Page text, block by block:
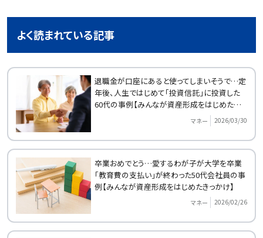
よく読まれている記事
退職金が口座にあると使ってしまいそうで…定
年後、人生ではじめて「投資信託」に投資した
60代の事例【みんなが資産形成をはじめたきっ
マネー 2026/03/30
卒業おめでとう…愛するわが子が大学を卒業
「教育費の支払い」が終わった50代会社員の事
例【みんなが資産形成をはじめたきっかけ】
マネー 2026/02/26